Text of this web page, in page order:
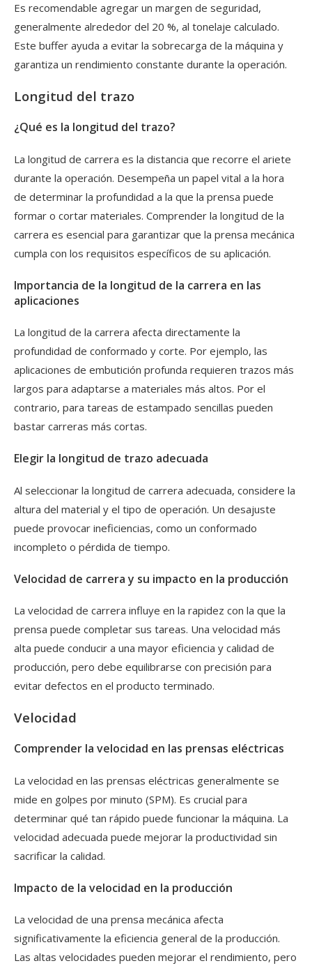
Es recomendable agregar un margen de seguridad,
generalmente alrededor del 20 %, al tonelaje calculado.
Este buffer ayuda a evitar la sobrecarga de la máquina y
garantiza un rendimiento constante durante la operación.
Longitud del trazo
¿Qué es la longitud del trazo?
La longitud de carrera es la distancia que recorre el ariete
durante la operación. Desempeña un papel vital a la hora
de determinar la profundidad a la que la prensa puede
formar o cortar materiales. Comprender la longitud de la
carrera es esencial para garantizar que la prensa mecánica
cumpla con los requisitos específicos de su aplicación.
Importancia de la longitud de la carrera en las
aplicaciones
La longitud de la carrera afecta directamente la
profundidad de conformado y corte. Por ejemplo, las
aplicaciones de embutición profunda requieren trazos más
largos para adaptarse a materiales más altos. Por el
contrario, para tareas de estampado sencillas pueden
bastar carreras más cortas.
Elegir la longitud de trazo adecuada
Al seleccionar la longitud de carrera adecuada, considere la
altura del material y el tipo de operación. Un desajuste
puede provocar ineficiencias, como un conformado
incompleto o pérdida de tiempo.
Velocidad de carrera y su impacto en la producción
La velocidad de carrera influye en la rapidez con la que la
prensa puede completar sus tareas. Una velocidad más
alta puede conducir a una mayor eficiencia y calidad de
producción, pero debe equilibrarse con precisión para
evitar defectos en el producto terminado.
Velocidad
Comprender la velocidad en las prensas eléctricas
La velocidad en las prensas eléctricas generalmente se
mide en golpes por minuto (SPM). Es crucial para
determinar qué tan rápido puede funcionar la máquina. La
velocidad adecuada puede mejorar la productividad sin
sacrificar la calidad.
Impacto de la velocidad en la producción
La velocidad de una prensa mecánica afecta
significativamente la eficiencia general de la producción.
Las altas velocidades pueden mejorar el rendimiento, pero